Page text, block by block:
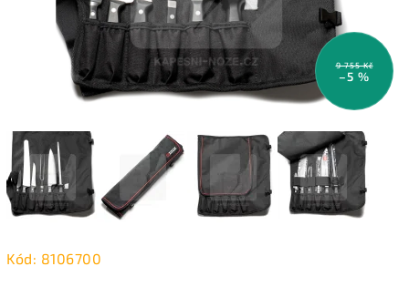
9 755 Kč
–5 %
Kód: 8106700